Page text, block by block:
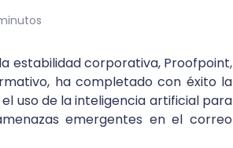
estabilidad corporativa, Proofpoint,
ha completado con éxito la
uso de la inteligencia artificial para
emergentes en el correo